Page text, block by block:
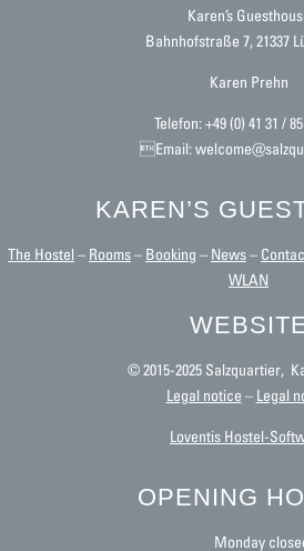
Karen’s
Bahnhofstraße 7, 21337
Karen Prehn
Telefon: +49 (0) 41 31 /
Email:
KAREN’S
The Hostel – Rooms– Booking – News–
WLAN
© 2015-2025 Salzquartier,
Legal notice – Legal
Loventis Hostel-
OPENING
Monday